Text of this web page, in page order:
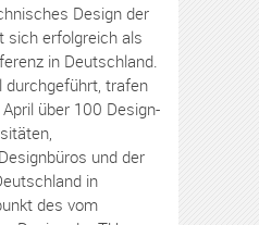
Design der
sich erfolgreich als
in Deutschland.
durchgeführt, trafen
über 100 Design-
und der
in
des vom